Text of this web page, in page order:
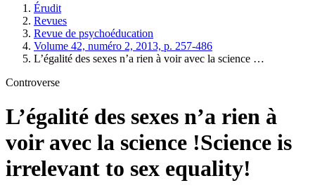
Érudit
Revues
Revue de psychoéducation
Volume 42, numéro 2, 2013, p. 257-486
L’égalité des sexes n’a rien à voir avec la science …
Controverse
L’égalité des sexes n’a rien à
voir avec la science !Science is
irrelevant to sex equality!